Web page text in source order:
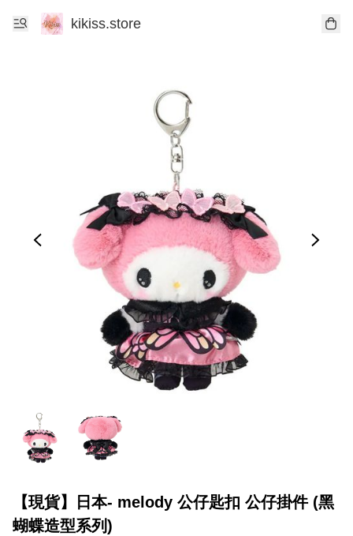
kikiss.store
【現貨】日本- melody 公仔匙扣 公仔掛件 (黑
蝴蝶造型系列)